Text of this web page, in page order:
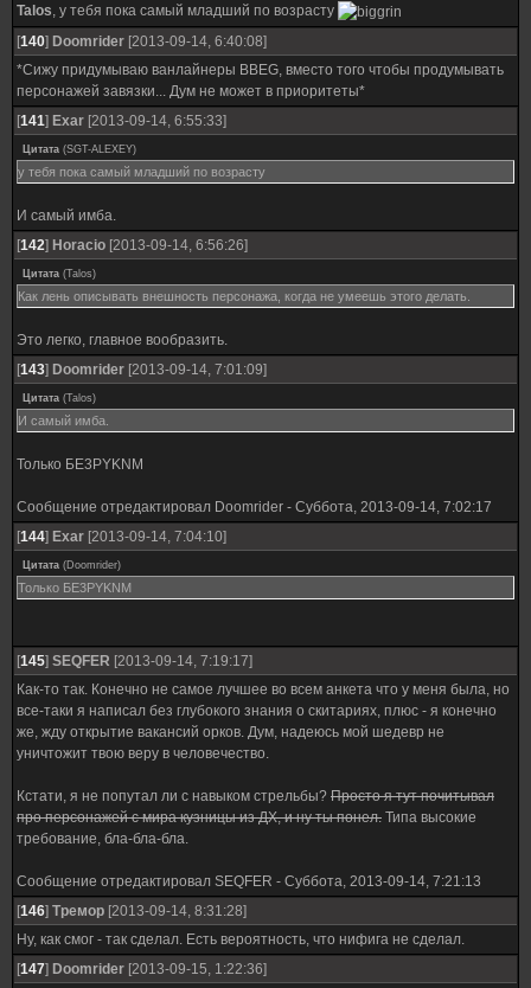
Talos, у тебя пока самый младший по возрасту
[140] Doomrider [2013-09-14, 6:40:08]
*Сижу придумываю ванлайнеры BBEG, вместо того чтобы продумывать
персонажей завязки... Дум не может в приоритеты*
[141] Exar [2013-09-14, 6:55:33]
Цитата (SGT-ALEXEY)
у тебя пока самый младший по возрасту
И самый имба.
[142] Horacio [2013-09-14, 6:56:26]
Цитата (Talos)
Как лень описывать внешность персонажа, когда не умеешь этого делать.
Это легко, главное вообразить.
[143] Doomrider [2013-09-14, 7:01:09]
Цитата (Talos)
И самый имба.
Только БЕ3РYKNM
Сообщение отредактировал Doomrider - Суббота, 2013-09-14, 7:02:17
[144] Exar [2013-09-14, 7:04:10]
Цитата (Doomrider)
Только БЕ3РYKNM
[145] SEQFER [2013-09-14, 7:19:17]
Как-то так. Конечно не самое лучшее во всем анкета что у меня была, но
все-таки я написал без глубокого знания о скитариях, плюс - я конечно
же, жду открытие вакансий орков. Дум, надеюсь мой шедевр не
уничтожит твою веру в человечество.
Кстати, я не попутал ли с навыком стрельбы? Просто я тут почитывал
про персонажей с мира кузницы из ДХ, и ну ты понел. Типа высокие
требование, бла-бла-бла.
Сообщение отредактировал SEQFER - Суббота, 2013-09-14, 7:21:13
[146] Тремор [2013-09-14, 8:31:28]
Ну, как смог - так сделал. Есть вероятность, что нифига не сделал.
[147] Doomrider [2013-09-15, 1:22:36]